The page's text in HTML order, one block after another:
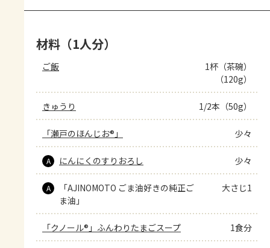
材料（1人分）
ご飯
1杯（茶碗）
（120g）
きゅうり 1/2本（50g）
「瀬戸のほんじお®」 少々
A にんにくのすりおろし 少々
A
「AJINOMOTO ごま油好きの純正ご
ま油」
大さじ1
「クノール®」ふんわりたまごスープ 1食分